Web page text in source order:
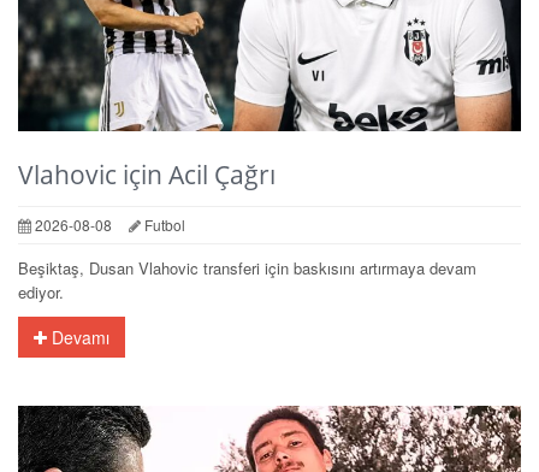
Vlahovic için Acil Çağrı
2026-08-08 Futbol
Beşiktaş, Dusan Vlahovic transferi için baskısını artırmaya devam
ediyor.
Devamı